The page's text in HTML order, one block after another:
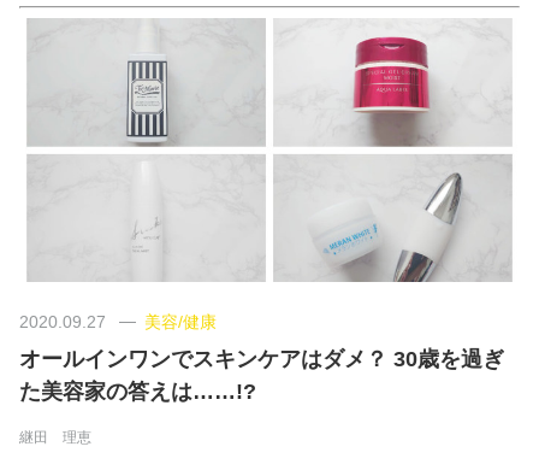
美容/健康
ワークスタイル
2020.09.27 美容/健康
オールインワンでスキンケアはダメ？ 30歳を過ぎ
た美容家の答えは……!?
継田 理恵